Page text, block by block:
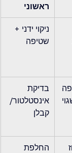
ראשוני
ניקוי ידני +
שטיפה
בדיקת
אינסטלטור/
קבלן
החלפת